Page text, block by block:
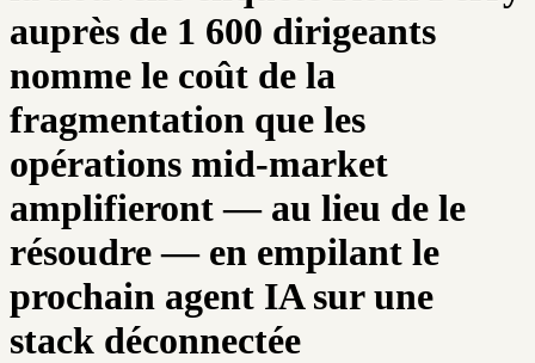
auprès de 1 600 dirigeants
nomme le coût de la
fragmentation que les
opérations mid-market
amplifieront — au lieu de le
résoudre — en empilant le
prochain agent IA sur une
stack déconnectée